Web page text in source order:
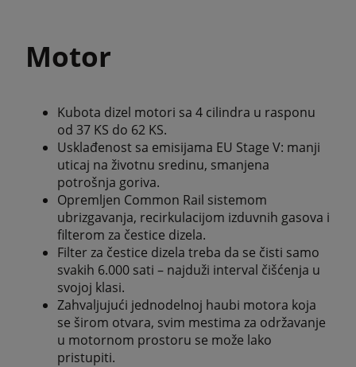
Motor
Kubota dizel motori sa 4 cilindra u rasponu
od 37 KS do 62 KS.
Usklađenost sa emisijama EU Stage V: manji
uticaj na životnu sredinu, smanjena
potrošnja goriva.
Opremljen Common Rail sistemom
ubrizgavanja, recirkulacijom izduvnih gasova i
filterom za čestice dizela.
Filter za čestice dizela treba da se čisti samo
svakih 6.000 sati – najduži interval čišćenja u
svojoj klasi.
Zahvaljujući jednodelnoj haubi motora koja
se širom otvara, svim mestima za održavanje
u motornom prostoru se može lako
pristupiti.